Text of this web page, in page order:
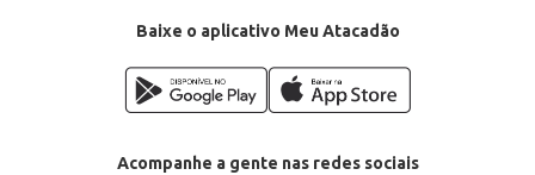
Baixe o aplicativo Meu Atacadão
Acompanhe a gente nas redes sociais